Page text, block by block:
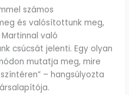
számos
és valósítottunk meg,
Martinnal való
csúcsát jelenti. Egy olyan
mutatja meg, mire
– hangsúlyozta